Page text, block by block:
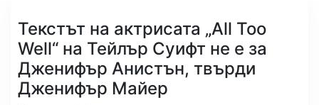
Текстът на актрисата „All Too
Well“ на Тейлър Суифт не е за
Дженифър Анистън, твърди
Дженифър Майер